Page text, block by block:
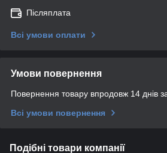
Післяплата
Всі умови оплати
Умови повернення
Повернення товару впродовж 14 днів
Всі умови повернення
Подібні товари компанії